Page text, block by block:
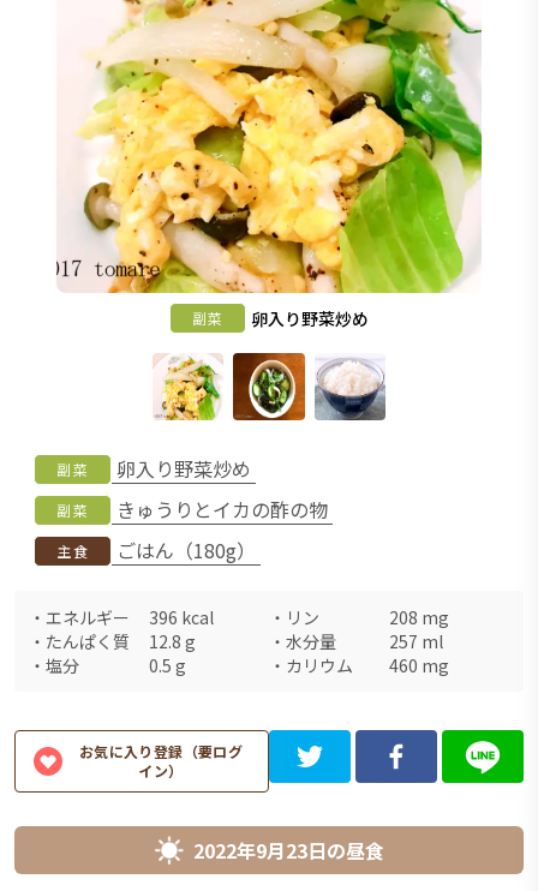
副菜 卵入り野菜炒め
副菜 卵入り野菜炒め
副菜 きゅうりとイカの酢の物
主食 ごはん（180g）
・ エネルギー 396 kcal ・ リン 208 mg
・ たんぱく質 12.8 g ・ 水分量 257 ml
・ 塩分 0.5 g ・ カリウム 460 mg
お気に入り登録（要ログ
イン）
2022年9月23日の昼食